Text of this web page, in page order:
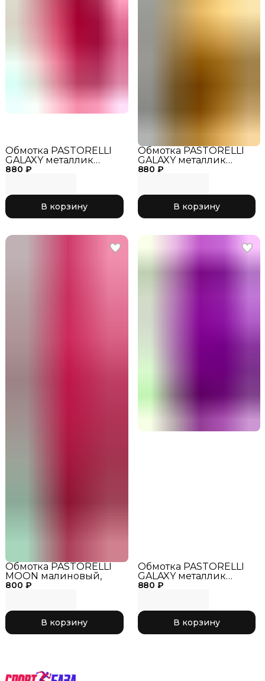
880 ₽
Обмотка PASTORELLI
GALAXY металлик
земляничный,
В корзину
880 ₽
Обмотка PASTORELLI
GALAXY металлик
золото,
В корзину
800 ₽
Обмотка PASTORELLI
MOON малиновый,
В корзину
880 ₽
Обмотка PASTORELLI
GALAXY металлик
фуксия,
В корзину